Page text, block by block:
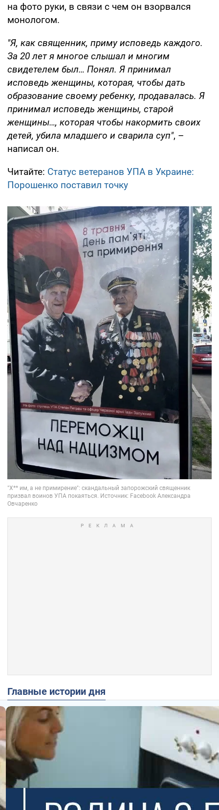
на фото руки, в связи с чем он взорвался
монологом.
"Я, как священник, приму исповедь каждого.
За 20 лет я многое слышал и многим
свидетелем был… Понял. Я принимал
исповедь женщины, которая, чтобы дать
образование своему ребенку, продавалась. Я
принимал исповедь женщины, старой
женщины…, которая чтобы накормить своих
детей, убила младшего и сварила суп", –
написал он.
Читайте: Статус ветеранов УПА в Украине:
Порошенко поставил точку
Главные истории дня